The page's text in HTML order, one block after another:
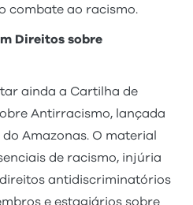
combate ao racismo.
Direitos sobre
ainda a Cartilha de
Antirracismo, lançada
Amazonas. O material
de racismo, injúria
antidiscriminatórios
e estagiários sobre